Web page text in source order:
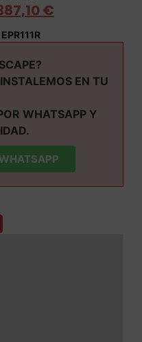
€
EN TU
WHATSAPP Y